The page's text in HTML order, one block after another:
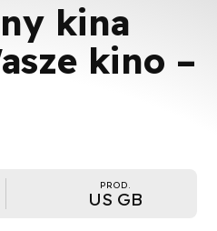
kina
kino –
PROD.
US GB